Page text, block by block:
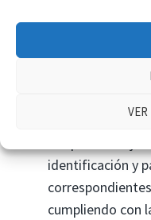
VER
debe hacerse
autorizado,
y emitirá un
responsable de
identificación y
cumpliendo con